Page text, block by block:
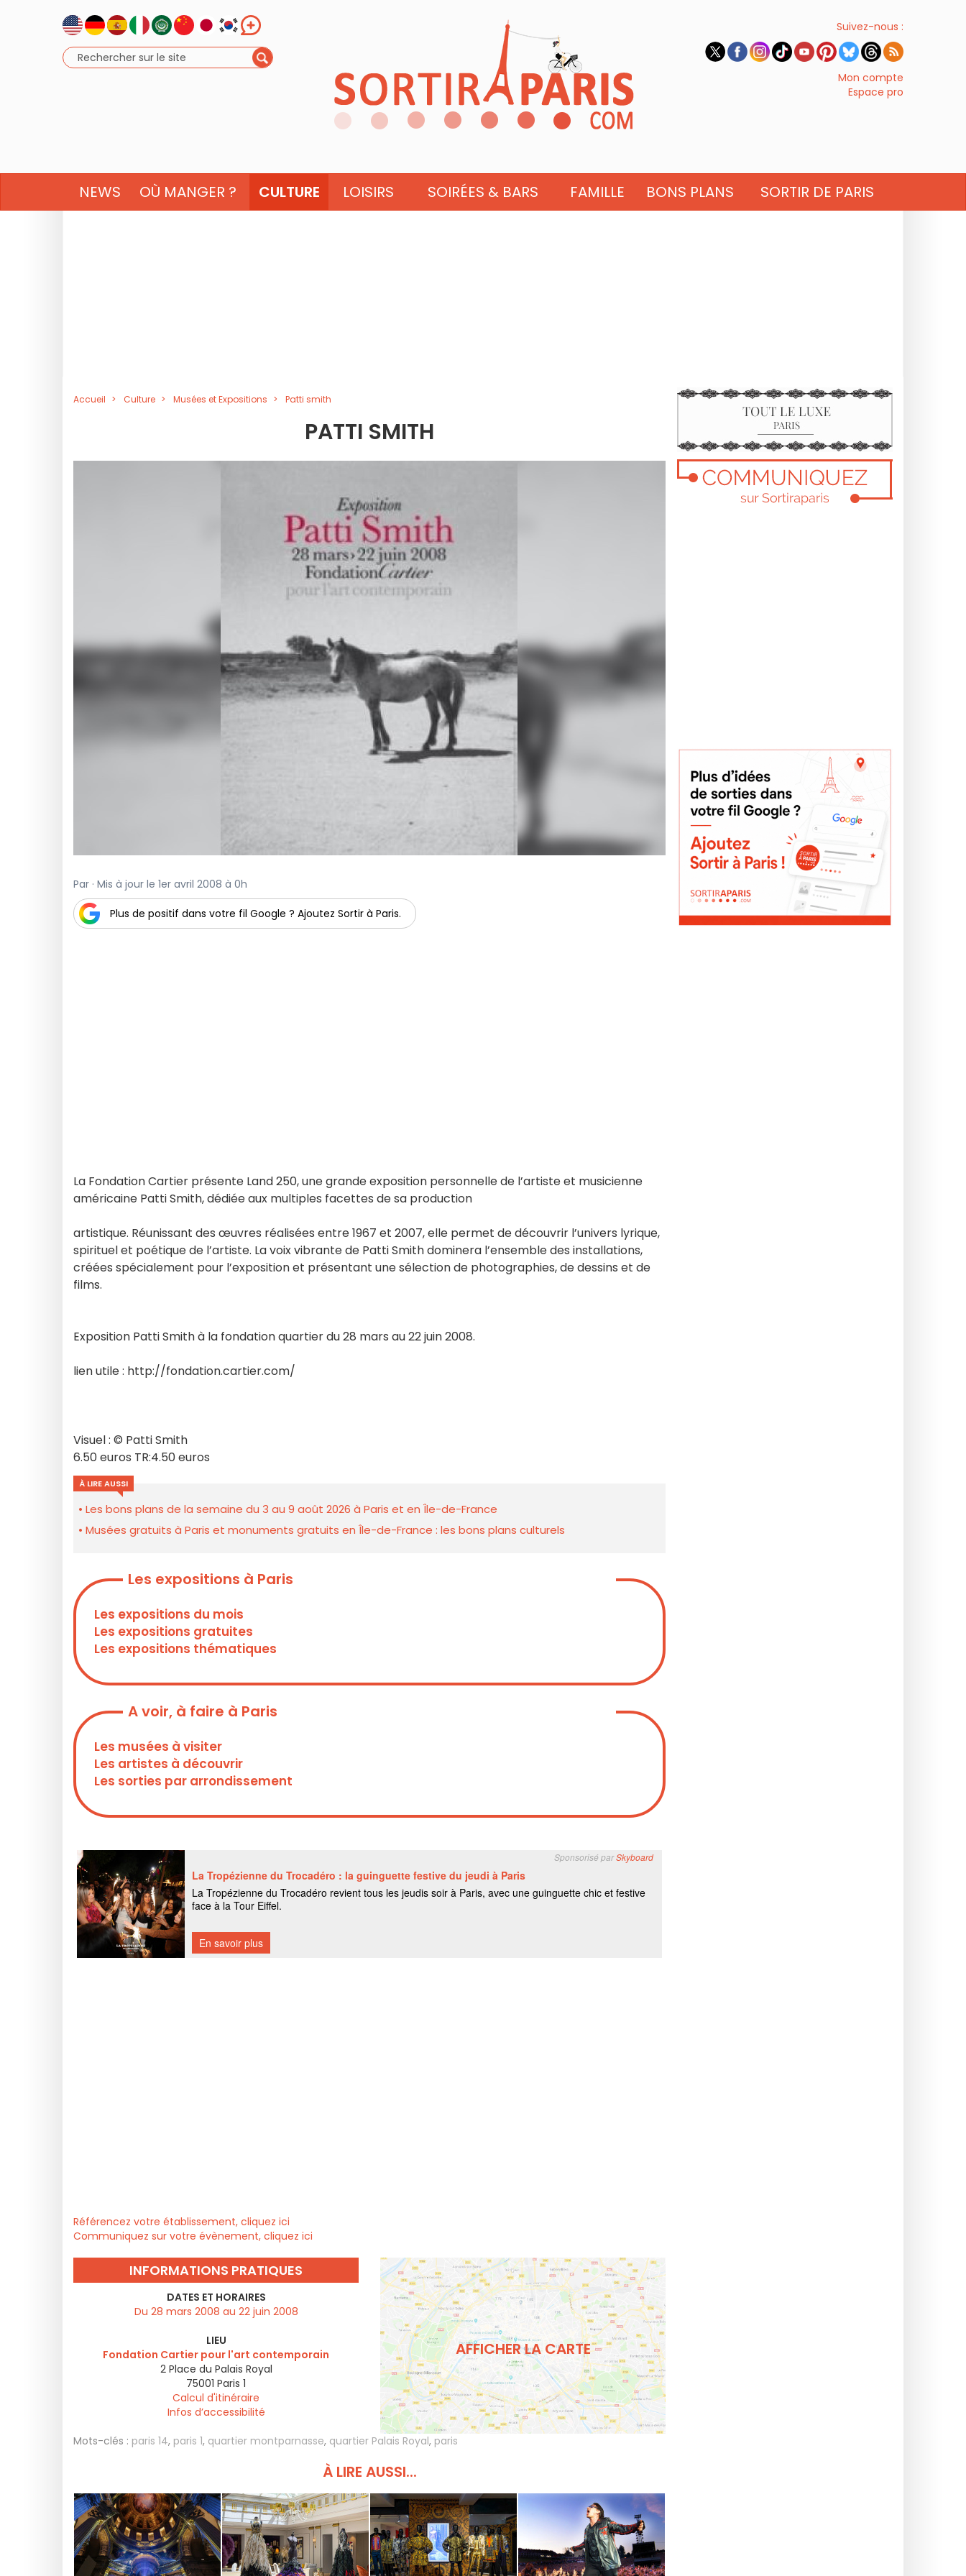
Suivez-nous :
Mon compte
Espace pro
NEWS OÙ MANGER ? CULTURE LOISIRS SOIRÉES & BARS FAMILLE BONS PLANS SORTIR DE PARIS
Accueil Culture Musées et Expositions Patti smith
PATTI SMITH
Par · Mis à jour le 1er avril 2008 à 0h
Plus de positif dans votre fil Google ? Ajoutez Sortir à Paris.
La Fondation Cartier présente Land 250, une grande exposition personnelle de l’artiste et musicienne
américaine Patti Smith, dédiée aux multiples facettes de sa production
artistique. Réunissant des œuvres réalisées entre 1967 et 2007, elle permet de découvrir l’univers lyrique,
spirituel et poétique de l’artiste. La voix vibrante de Patti Smith dominera l’ensemble des installations,
créées spécialement pour l’exposition et présentant une sélection de photographies, de dessins et de
films.
Exposition Patti Smith à la fondation quartier du 28 mars au 22 juin 2008.
lien utile : http://fondation.cartier.com/
Visuel : © Patti Smith
6.50 euros TR:4.50 euros
À LIRE AUSSI
Les bons plans de la semaine du 3 au 9 août 2026 à Paris et en Île-de-France
Musées gratuits à Paris et monuments gratuits en Île-de-France : les bons plans culturels
Les expositions à Paris
Les expositions du mois
Les expositions gratuites
Les expositions thématiques
A voir, à faire à Paris
Les musées à visiter
Les artistes à découvrir
Les sorties par arrondissement
Référencez votre établissement, cliquez ici
Communiquez sur votre évènement, cliquez ici
INFORMATIONS PRATIQUES
DATES ET HORAIRES
Du 28 mars 2008 au 22 juin 2008
LIEU
Fondation Cartier pour l'art contemporain
2 Place du Palais Royal
75001 Paris 1
Calcul d'itinéraire
Infos d’accessibilité
AFFICHER LA CARTE
Mots-clés : paris 14, paris 1, quartier montparnasse, quartier Palais Royal, paris
À LIRE AUSSI...